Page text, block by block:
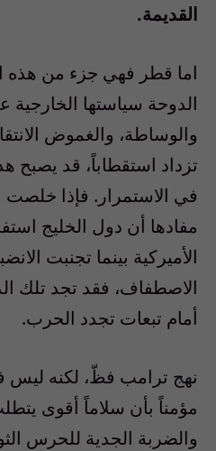
القديمة.
اما قطر فهي جزء من هذه
الدوحة سياستها الخارجية
والوساطة، والغموض
تزداد استقطاباً، قد يصبح
في الاستمرار. فإذا
مفادها أن دول الخليج
الأميركية بينما تجنبت
الاصطفاف، فقد تجد تلك
أمام تبعات تجدد الحرب.
نهج ترامب فظّ، لكنه ليس
مؤمناً بأن سلاماً أقوى
والضربة الجدية للحرس